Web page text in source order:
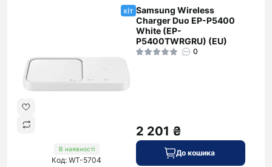
хіт
В наявності
Код: WT-5704
Samsung Wireless
Charger Duo EP-P5400
White (EP-
P5400TWRGRU) (EU)
0
2 201 ₴
До кошика